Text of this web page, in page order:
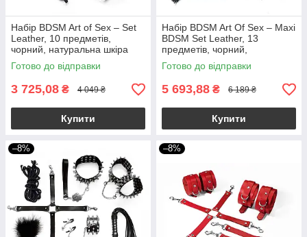
Набір BDSM Art of Sex – Set
Leather, 10 предметів,
чорний, натуральна шкіра
Готово до відправки
3 725,08 ₴ 4 049 ₴
Купити
Набір BDSM Art Of Sex – Maxi
BDSM Set Leather, 13
предметів, чорний,
натуральна шкіра
Готово до відправки
5 693,88 ₴ 6 189 ₴
Купити
–8% –8%